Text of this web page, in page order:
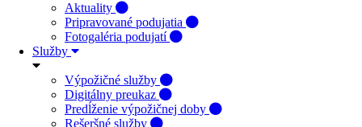
Aktuality
Pripravované podujatia
Fotogaléria podujatí
Služby
Výpožičné služby
Digitálny preukaz
Predĺženie výpožičnej doby
Rešeršné služby